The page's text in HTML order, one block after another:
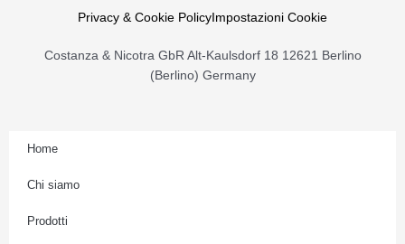
a
m
Privacy & Cookie Policy Impostazioni Cookie
Costanza & Nicotra GbR Alt-Kaulsdorf 18 12621 Berlino
(Berlino) Germany
Home
Chi siamo
Prodotti